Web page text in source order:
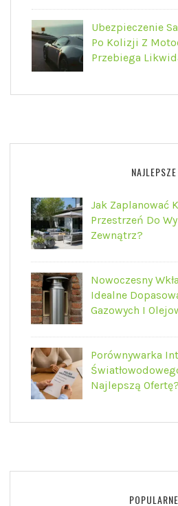
Ubezpieczenie
Po Kolizji Z
Przebiega
NAJLEPSZE
Jak Zaplanować
Przestrzeń Do
Zewnątrz?
Nowoczesny
Idealne
Gazowych I
Porównywarka
Najlepszą Ofertę?
POPULARNE